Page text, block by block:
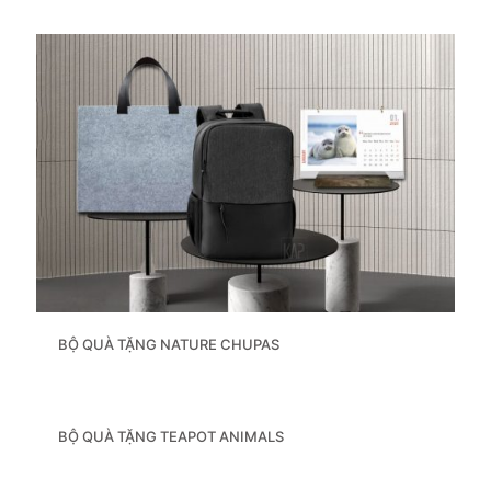
BỘ QUÀ TẶNG NATURE CHUPAS
BỘ QUÀ TẶNG TEAPOT ANIMALS